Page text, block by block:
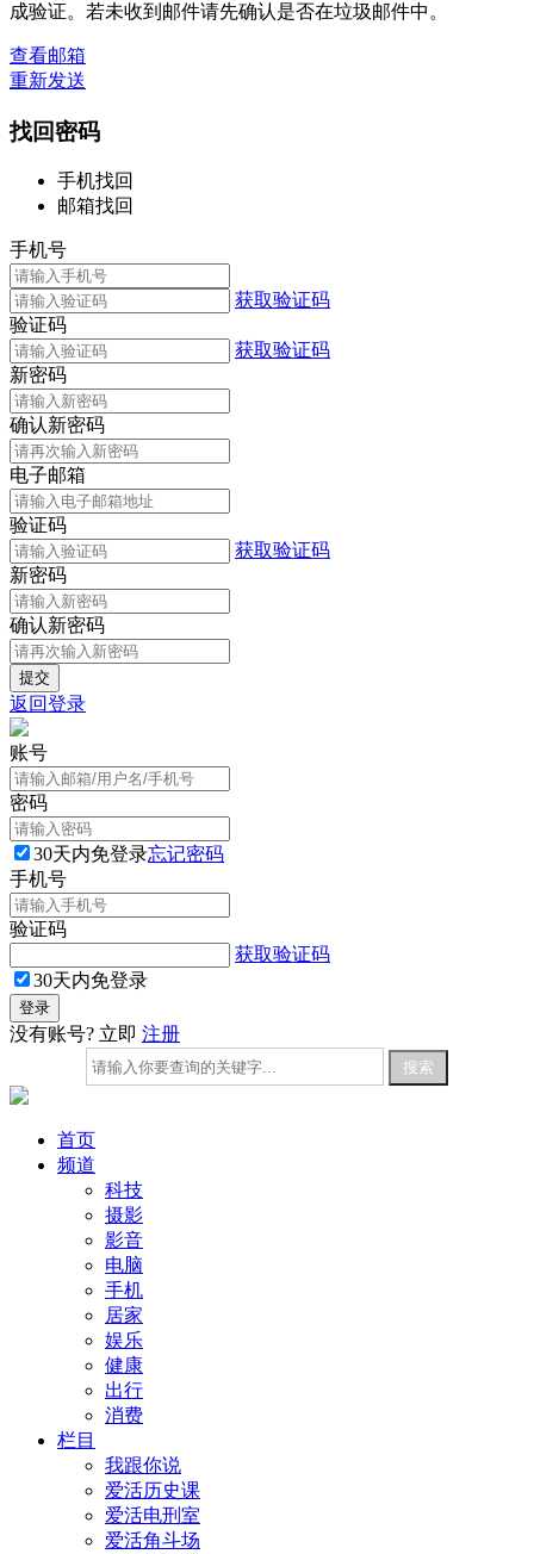
成验证。若未收到邮件请先确认是否在垃圾邮件中。
查看邮箱
重新发送
找回密码
手机找回
邮箱找回
手机号
获取验证码
验证码
获取验证码
新密码
确认新密码
电子邮箱
验证码
获取验证码
新密码
确认新密码
返回登录
账号
密码
30天内免登录忘记密码
手机号
验证码
获取验证码
30天内免登录
没有账号? 立即 注册
首页
频道
科技
摄影
影音
电脑
手机
居家
娱乐
健康
出行
消费
栏目
我跟你说
爱活历史课
爱活电刑室
爱活角斗场